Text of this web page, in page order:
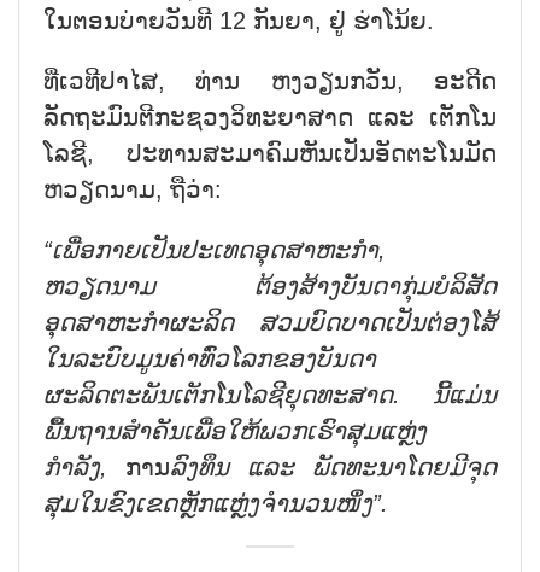
ໃນຕອນບ່າຍວັນທີ 12 ກັນຍາ, ຢູ່ ຮ່າໂນ້ຍ.
ທີ່ເວທີປາໄສ, ທ່ານ ຫງວຽນກວັນ, ອະດີດ
ລັດຖະມົນຕີກະຊວງວິທະຍາສາດ ແລະ ເຕັກໂນ
ໂລຊີ, ປະທານສະມາຄົມຫັນເປັນອັດຕະໂນມັດ
ຫວຽດນາມ, ຖືວ່າ:
“ເພື່ອກາຍເປັນປະເທດອຸດສາຫະກຳ,
ຫວຽດນາມ ຕ້ອງສ້າງບັນດາກຸ່ມບໍລິສັດ
ອຸດສາຫະກຳຜະລິດ ສວມບົດບາດເປັນຕ່ອງໂສ້
ໃນລະບົບມູນຄ່າທົ່ວໂລກຂອງບັນດາ
ຜະລິດຕະພັນເຕັກໂນໂລຊີຍຸດທະສາດ. ນີ້ແມ່ນ
ພື້ນຖານສຳຄັນເພື່ອໃຫ້ພວກເຮົາສຸມແຫຼ່ງ
ກຳລັງ, ການລົງທຶນ ແລະ ພັດທະນາໂດຍມີຈຸດ
ສຸມໃນຂົງເຂດຫຼັກແຫຼ່ງຈຳນວນໜຶ່ງ”.